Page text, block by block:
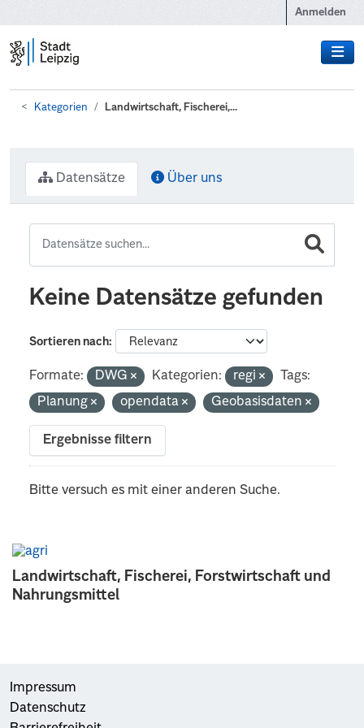
Anmelden
Kategorien Landwirtschaft, Fischerei,...
Landwirtschaft, Fischerei, Forstwirtschaft und
Nahrungsmittel
Datensätze Über uns
Keine Datensätze gefunden
Sortieren nach
Formate: DWG Kategorien: regi
Tags:
Planung
opendata Geobasisdaten
Ergebnisse filtern
Bitte versuch es mit einer anderen Suche.
Impressum
Datenschutz